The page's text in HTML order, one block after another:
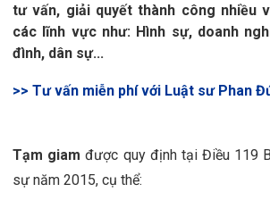
tư vấn, giải quyết thành công nhiều
các lĩnh vực như: Hình sự, doanh
đình, dân sự...
>> Tư vấn miễn phí với Luật sư Phan
Tạm giam được quy định tại Điều 119
sự năm 2015, cụ thể: